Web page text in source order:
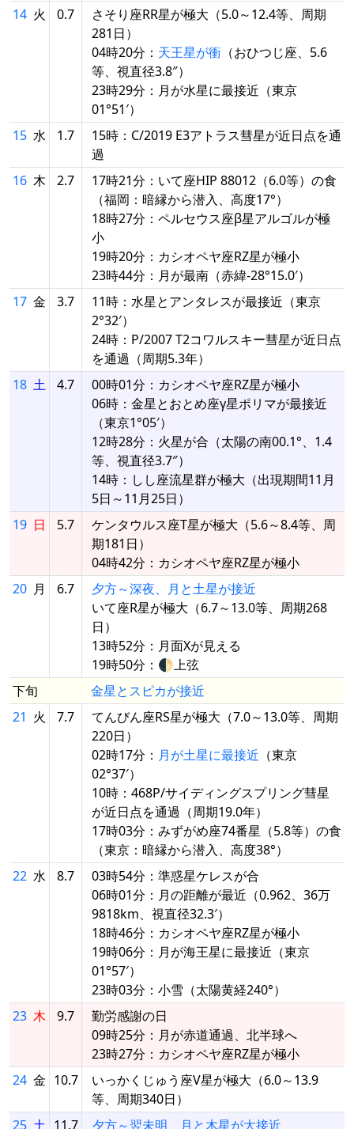
14 火 0.7
さそり座RR星が極大（5.0～12.4等、周期
281日）
04時20分： 天王星が衝 （おひつじ座、5.6
等、視直径3.8″）
23時29分：月が水星に最接近（東京
01°51′）
15 水 1.7
15時：C/2019 E3アトラス彗星が近日点を通
過
16 木 2.7
17時21分：いて座HIP 88012（6.0等）の食
（福岡：暗縁から潜入、高度17°）
18時27分：ペルセウス座β星アルゴルが極
小
19時20分：カシオペヤ座RZ星が極小
23時44分：月が最南（赤緯-28°15.0′）
17 金 3.7
11時：水星とアンタレスが最接近（東京
2°32′）
24時：P/2007 T2コワルスキー彗星が近日点
を通過（周期5.3年）
18 土 4.7
00時01分：カシオペヤ座RZ星が極小
06時：金星とおとめ座γ星ポリマが最接近
（東京1°05′）
12時28分：火星が合（太陽の南00.1°、1.4
等、視直径3.7″）
14時：しし座流星群が極大（出現期間11月
5日～11月25日）
19 日 5.7
ケンタウルス座T星が極大（5.6～8.4等、周
期181日）
04時42分：カシオペヤ座RZ星が極小
20 月 6.7
夕方～深夜、月と土星が接近
いて座R星が極大（6.7～13.0等、周期268
日）
13時52分：月面Xが見える
19時50分：🌓上弦
下旬
金星とスピカが接近
21 火 7.7
てんびん座RS星が極大（7.0～13.0等、周期
220日）
02時17分： 月が土星に最接近 （東京
02°37′）
10時：468P/サイディングスプリング彗星
が近日点を通過（周期19.0年）
17時03分：みずがめ座74番星（5.8等）の食
（東京：暗縁から潜入、高度38°）
22 水 8.7
03時54分：準惑星ケレスが合
06時01分：月の距離が最近（0.962、36万
9818km、視直径32.3′）
18時46分：カシオペヤ座RZ星が極小
19時06分：月が海王星に最接近（東京
01°57′）
23時03分：小雪（太陽黄経240°）
23 木 9.7
勤労感謝の日
09時25分：月が赤道通過、北半球へ
23時27分：カシオペヤ座RZ星が極小
24 金 10.7
いっかくじゅう座V星が極大（6.0～13.9
等、周期340日）
25 土 11.7 夕方～翌未明、月と木星が大接近